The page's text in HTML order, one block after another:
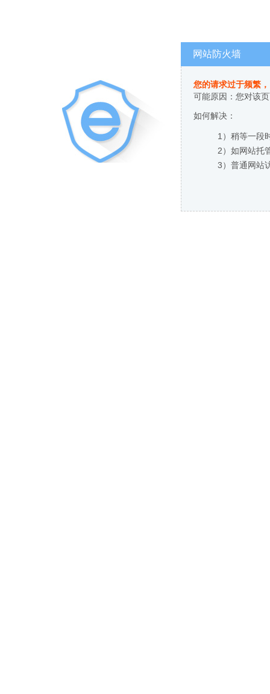
网站防火墙
您的请求过于频繁
可能原因：您对该
如何解决：
1）稍等一段
2）如网站托
3）普通网站